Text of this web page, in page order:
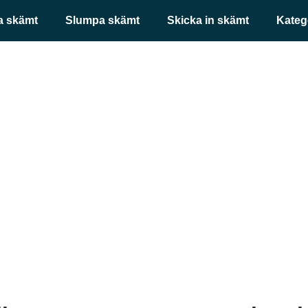
skämt Slumpa skämt Skicka in skämt